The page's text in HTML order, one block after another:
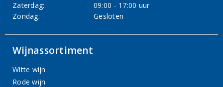
Zaterdag:
09:00 - 17:00 uur
Zondag:
Gesloten
Wijnassortiment
Witte wijn
Rode wijn